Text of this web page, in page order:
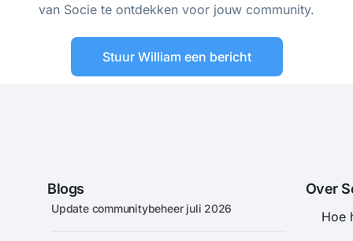
van Socie te ontdekken voor jouw community.
Stuur William een bericht
Blogs
Update communitybeheer juli 2026
Over
Hoe